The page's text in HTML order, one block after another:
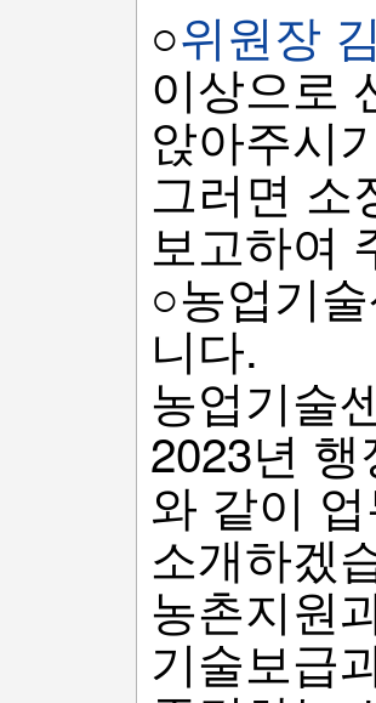
○위원장
이상으로
앉아주시
그러면 소
보고하여
○농업기
니다.
농업기술
2023년
와 같이
소개하겠
농촌지원
기술보급